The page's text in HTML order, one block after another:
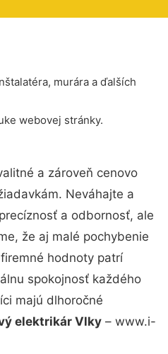
murára a ďalších
webovej stránky.
a zároveň cenovo
Neváhajte a
a odbornosť, ale
že aj malé pochybenie
hodnoty patrí
spokojnosť každého
majú dlhoročné
elektrikár Vlky – www.i-